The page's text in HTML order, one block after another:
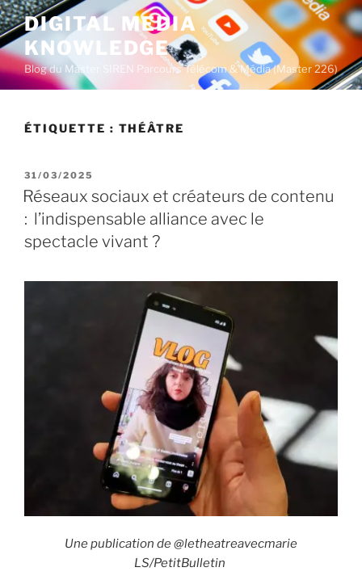
A
l
l
e
r
DIGITAL MEDIA
KNOWLEDGE
Blog du Master SIREN Parcours Télécom & Média (Master 226)
ÉTIQUETTE : THÉÂTRE
P
U
B
L
É
31/03/2025
Réseaux sociaux et créateurs de contenu
: l’indispensable alliance avec le
spectacle vivant ?
Une publication de @letheatreavecmarie
LS/PetitBulletin